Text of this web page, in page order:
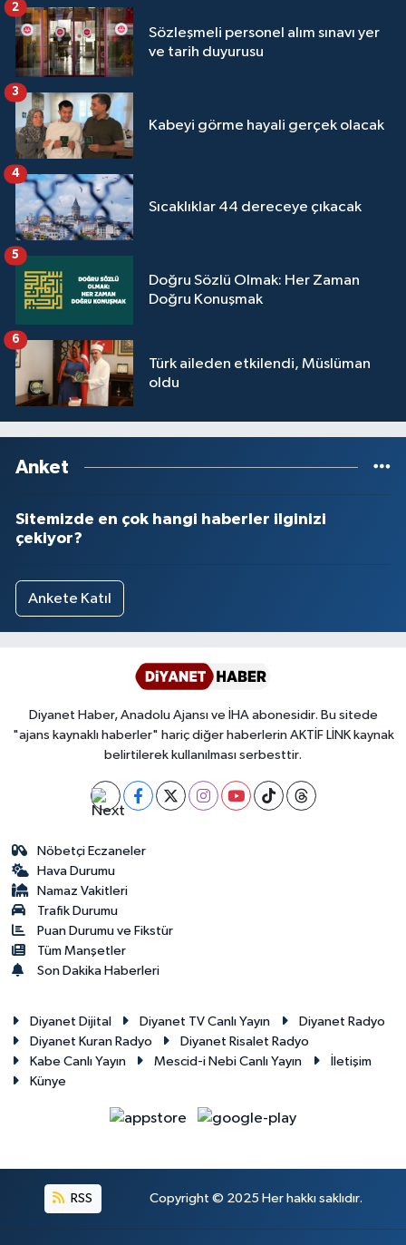
Sözleşmeli personel alım sınavı yer
ve tarih duyurusu
2
Kabeyi görme hayali gerçek olacak
3
Sıcaklıklar 44 dereceye çıkacak
4
Doğru Sözlü Olmak: Her Zaman
Doğru Konuşmak
5
Türk aileden etkilendi, Müslüman
oldu
6
Anket
Sitemizde en çok hangi haberler ilginizi
çekiyor?
Ankete Katıl
Diyanet Haber, Anadolu Ajansı ve İHA abonesidir. Bu sitede
"ajans kaynaklı haberler" hariç diğer haberlerin AKTİF LİNK kaynak
belirtilerek kullanılması serbesttir.
Nöbetçi Eczaneler
Hava Durumu
Namaz Vakitleri
Trafik Durumu
Puan Durumu ve Fikstür
Tüm Manşetler
Son Dakika Haberleri
Diyanet Dijital Diyanet TV Canlı Yayın
Diyanet Radyo
Diyanet Kuran Radyo
Diyanet Risalet Radyo
Kabe Canlı Yayın
Mescid-i Nebi Canlı Yayın
İletişim
Künye
RSS Copyright © 2025 Her hakkı saklıdır.
Sivas Müftülüğü
Şanlıurfa Müftülüğü
Şırnak Müftülüğü
Tekirdağ Müftülüğü
Tokat Müftülüğü
Tunceli Müftülüğü
Uşak Müftülüğü
Van Müftülüğü
Zonguldak Müftülüğü